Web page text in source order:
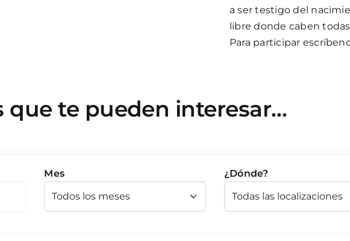
a ser testigo del
libre donde caben
Para participar
que te pueden interesar…
Mes ¿Dónde?